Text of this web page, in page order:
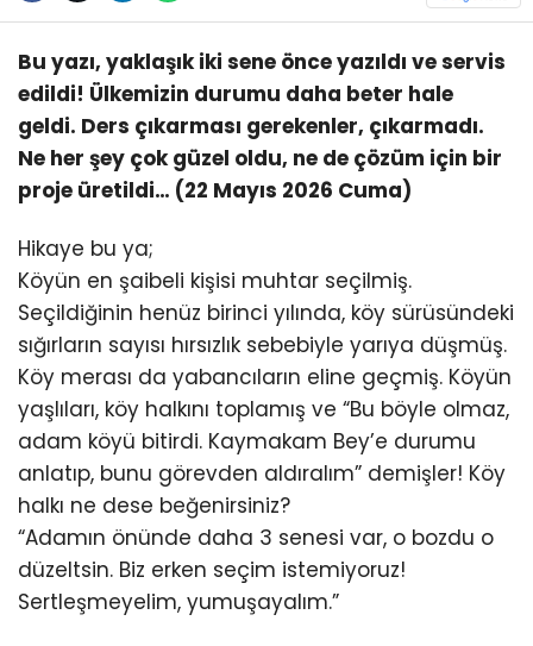
Bu yazı, yaklaşık iki sene önce yazıldı ve servis
edildi! Ülkemizin durumu daha beter hale
geldi. Ders çıkarması gerekenler, çıkarmadı.
Ne her şey çok güzel oldu, ne de çözüm için bir
proje üretildi… (22 Mayıs 2026 Cuma)
Hikaye bu ya;
Köyün en şaibeli kişisi muhtar seçilmiş.
Seçildiğinin henüz birinci yılında, köy sürüsündeki
sığırların sayısı hırsızlık sebebiyle yarıya düşmüş.
Köy merası da yabancıların eline geçmiş. Köyün
yaşlıları, köy halkını toplamış ve “Bu böyle olmaz,
adam köyü bitirdi. Kaymakam Bey’e durumu
anlatıp, bunu görevden aldıralım” demişler! Köy
halkı ne dese beğenirsiniz?
“Adamın önünde daha 3 senesi var, o bozdu o
düzeltsin. Biz erken seçim istemiyoruz!
Sertleşmeyelim, yumuşayalım.”